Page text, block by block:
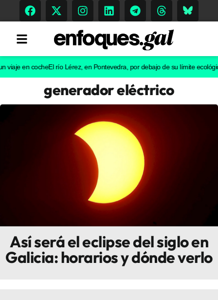
Tendencias
Innova
en cocheEl río Lérez, en Pontevedra, por debajo de su límite ecológico:
generador eléctrico
Así será el eclipse del siglo en
Galicia: horarios y dónde verlo